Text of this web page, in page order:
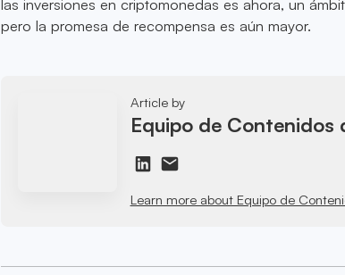
las inversiones en criptomonedas es ahora, un
pero la promesa de recompensa es aún mayor.
Article by
Equipo de Contenidos
Learn more about Equipo de